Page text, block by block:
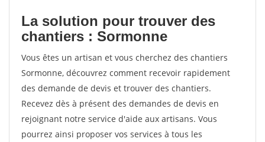
La solution pour trouver des
chantiers : Sormonne
Vous êtes un artisan et vous cherchez des chantiers
Sormonne, découvrez comment recevoir rapidement
des demande de devis et trouver des chantiers.
Recevez dès à présent des demandes de devis en
rejoignant notre service d'aide aux artisans. Vous
pourrez ainsi proposer vos services à tous les